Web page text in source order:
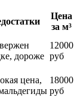
Цена
за м³
дороже
12000
руб
цена,
18000
руб